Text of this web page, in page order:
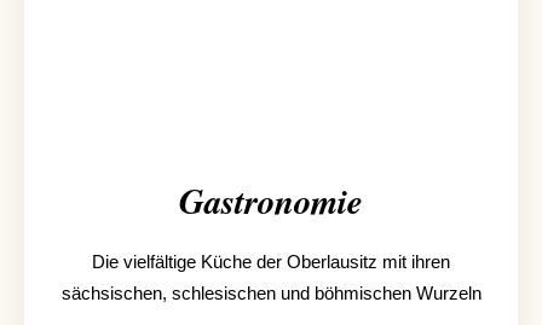
Gastronomie
Die vielfältige Küche der Oberlausitz mit ihren
sächsischen, schlesischen und böhmischen Wurzeln